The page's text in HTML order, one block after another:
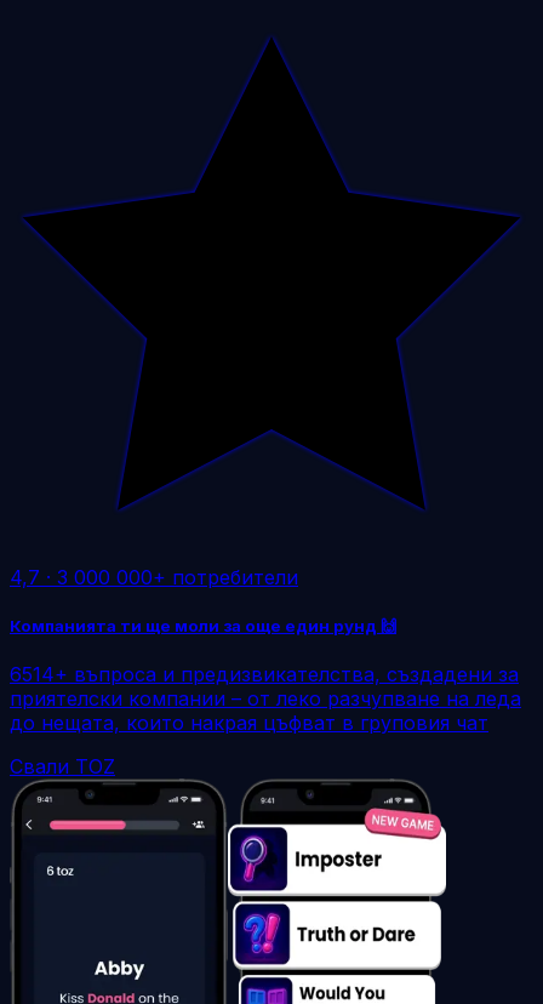
4,7 · 3 000 000+ потребители
Компанията ти ще моли за още един рунд 🙌
6514+ въпроса и предизвикателства, създадени за
приятелски компании – от леко разчупване на леда
до нещата, които накрая цъфват в груповия чат
Свали TOZ